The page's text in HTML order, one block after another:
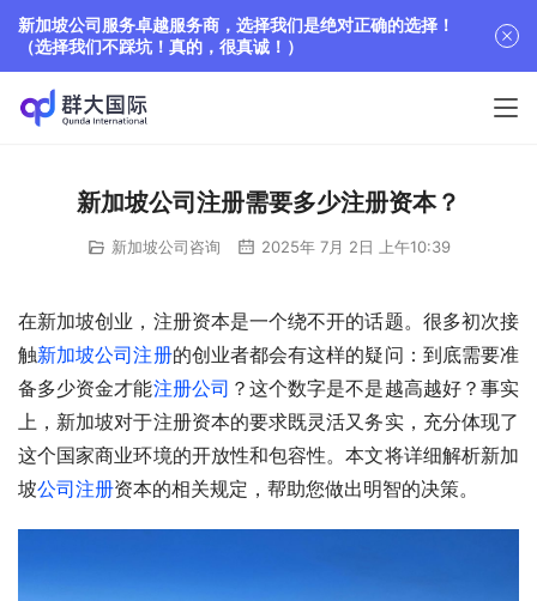
新加坡公司注册需要多少注册资本？
新加坡公司咨询 2025年 7月 2日 上午10:39
在新加坡创业，注册资本是一个绕不开的话题。很多初次接
触新加坡公司注册的创业者都会有这样的疑问：到底需要准
备多少资金才能注册公司 ？这个数字是不是越高越好？事实
上，新加坡对于注册资本的要求既灵活又务实，充分体现了
这个国家商业环境的开放性和包容性。本文将详细解析新加
坡公司注册资本的相关规定，帮助您做出明智的决策。
新加坡公司服务卓越服务商，选择我们是绝对正确的选择！
（选择我们不踩坑！真的，很真诚！）